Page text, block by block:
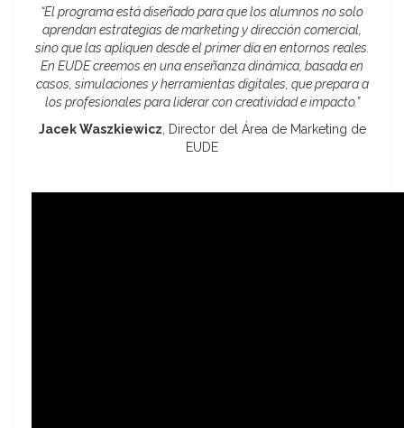
“El programa está diseñado para que los alumnos no solo
aprendan estrategias de marketing y dirección comercial,
sino que las apliquen desde el primer día en entornos reales.
En EUDE creemos en una enseñanza dinámica, basada en
casos, simulaciones y herramientas digitales, que prepara a
los profesionales para liderar con creatividad e impacto.”
Jacek Waszkiewicz, Director del Área de Marketing de
EUDE